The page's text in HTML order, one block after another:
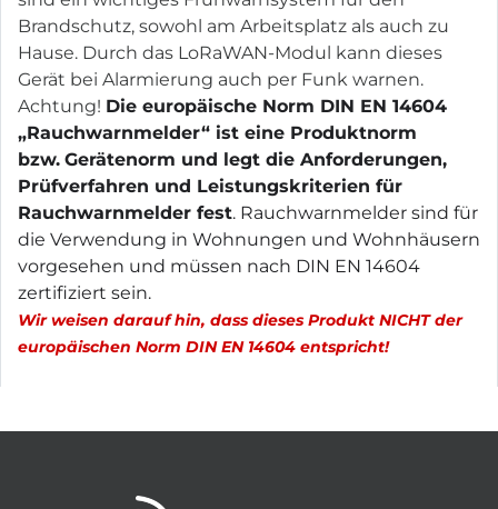
Brandschutz, sowohl am Arbeitsplatz als auch zu
Hause. Durch das LoRaWAN-Modul kann dieses
Gerät bei Alarmierung auch per Funk warnen.
Achtung! Die europäische Norm DIN EN 14604
„Rauchwarnmelder“ ist eine Produktnorm
bzw. Gerätenorm und legt die Anforderungen,
Prüfverfahren und Leistungskriterien für
Rauchwarnmelder fest. Rauchwarnmelder sind für
die Verwendung in Wohnungen und Wohnhäusern
vorgesehen und müssen nach DIN EN 14604
zertifiziert sein.
Wir weisen darauf hin, dass dieses Produkt NICHT der
europäischen Norm DIN EN 14604 entspricht!